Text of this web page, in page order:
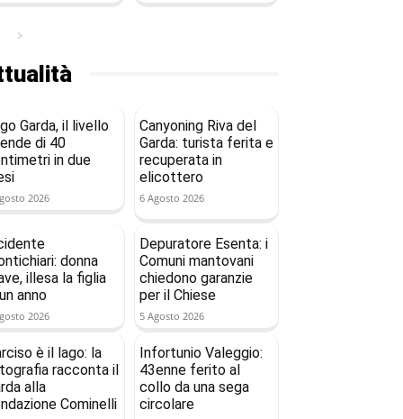
Garda, il livello
di 40
in due
2026
Canyoning Riva del
Garda: turista ferita e
recuperata in
elicottero
6 Agosto 2026
donna
illesa la figlia
anno
2026
Depuratore Esenta: i
Comuni mantovani
chiedono garanzie
per il Chiese
5 Agosto 2026
è il lago: la
racconta il
alla
Cominelli
Infortunio Valeggio:
43enne ferito al
collo da una sega
circolare